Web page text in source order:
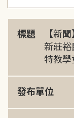
標題
【新
新莊
特教學
發布單位